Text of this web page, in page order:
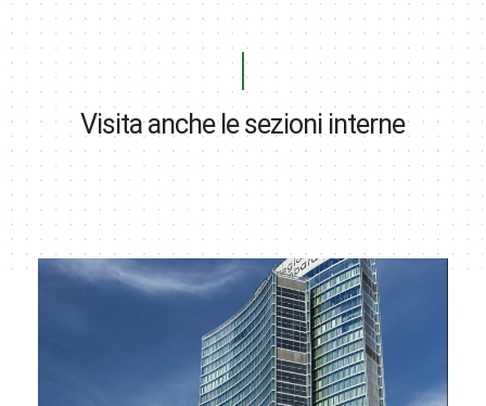
Visita anche le sezioni interne